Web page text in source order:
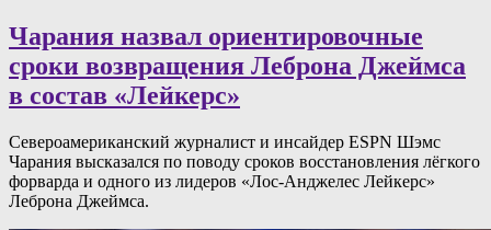
Чарания назвал ориентировочные
сроки возвращения Леброна Джеймса
в состав «Лейкерс»
Североамериканский журналист и инсайдер ESPN Шэмс
Чарания высказался по поводу сроков восстановления лёгкого
форварда и одного из лидеров «Лос-Анджелес Лейкерс»
Леброна Джеймса.